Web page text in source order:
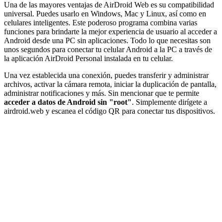
Una de las mayores ventajas de AirDroid Web es su compatibilidad
universal. Puedes usarlo en Windows, Mac y Linux, así como en
celulares inteligentes. Este poderoso programa combina varias
funciones para brindarte la mejor experiencia de usuario al acceder a
Android desde una PC sin aplicaciones. Todo lo que necesitas son
unos segundos para conectar tu celular Android a la PC a través de
la aplicación AirDroid Personal instalada en tu celular.
Una vez establecida una conexión, puedes transferir y administrar
archivos, activar la cámara remota, iniciar la duplicación de pantalla,
administrar notificaciones y más. Sin mencionar que te permite
acceder a datos de Android sin "root". Simplemente dirígete a
airdroid.web y escanea el código QR para conectar tus dispositivos.